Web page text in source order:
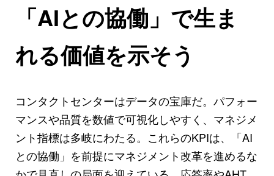
「AIとの協働」で生ま
れる価値を示そう
コンタクトセンターはデータの宝庫だ。パフォー
マンスや品質を数値で可視化しやすく、マネジメ
ント指標は多岐にわたる。これらのKPIは、「AI
との協働」を前提にマネジメント改革を進めるな